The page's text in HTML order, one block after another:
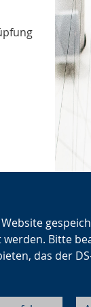
Bitte
das der
im
digitalNächster
Artikel